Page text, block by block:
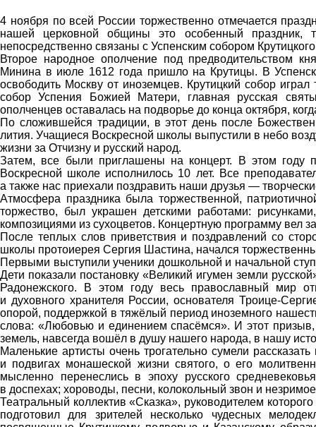
4 ноября по всей России торжественно отмечается
нашей церковной общины это особенный праздник,
непосредственно связаны с Успенским собором
Второе народное ополчение под предводительством
Минина в июле 1612 года пришло на Крутицы. В
освободить Москву от иноземцев. Крутицкий собор
собор Успения Божией Матери, главная русская
ополченцев оставалась на подворье до конца октября,
По сложившейся традиции, в этот день после
лития. Учащиеся Воскресной школы выпустили в небо
жизни за Отчизну и русский народ.
Затем, все были приглашены на концерт. В этом году
Воскресной школе исполнилось 10 лет. Все
а также нас приехали поздравить наши друзья —
Атмосфера праздника была торжественной,
торжество, был украшен детскими работами:
композициями из сухоцветов. Концертную программу
После теплых слов приветствия и поздравлений со
школы протоиерея Сергия Шастина, начался
Первыми выступили ученики дошкольной и начальной
Дети показали постановку «Великий игумен земли
Радонежского. В этом году весь православный мир
и духовного хранителя России, основателя Троице-
опорой, поддержкой в тяжёлый период иноземного
слова: «Любовью и единением спасёмся». И этот
земель, навсегда вошёл в душу нашего народа, в нашу
Маленькие артисты очень трогательно сумели
и подвигах монашеской жизни святого, о его
мысленно перенеслись в эпоху русского
в доспехах; хороводы, песни, колокольный звон и
Театральный коллектив «Сказка», руководителем
подготовил для зрителей несколько чудесных